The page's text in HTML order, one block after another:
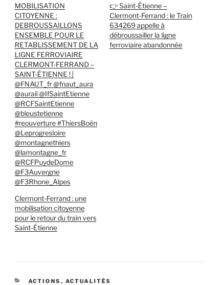
MOBILISATION
CITOYENNE :
DEBROUSSAILLONS
ENSEMBLE POUR LE
RETABLISSEMENT DE LA
LIGNE FERROVIAIRE
CLERMONT-FERRAND –
SAINT-ÉTIENNE ! |
@FNAUT_fr @fnaut_aura
@aurail @IfSaintEtienne
@RCFSaintEtienne
@bleustetienne
#reouverture #ThiersBoën
@Leprogresloire
@montagnethiers
@lamontagne_fr
@RCFPuydeDome
@F3Auvergne
@F3Rhone_Alpes
👉 Saint-Étienne –
Clermont-Ferrand : le Train
634269 appelle à
débroussailler la ligne
ferroviaire abandonnée
Clermont-Ferrand : une
mobilisation citoyenne
pour le retour du train vers
Saint-Étienne
CATÉGORIES
ACTIONS , ACTUALITÉS